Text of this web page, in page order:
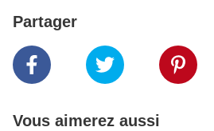
Partager
Vous aimerez aussi